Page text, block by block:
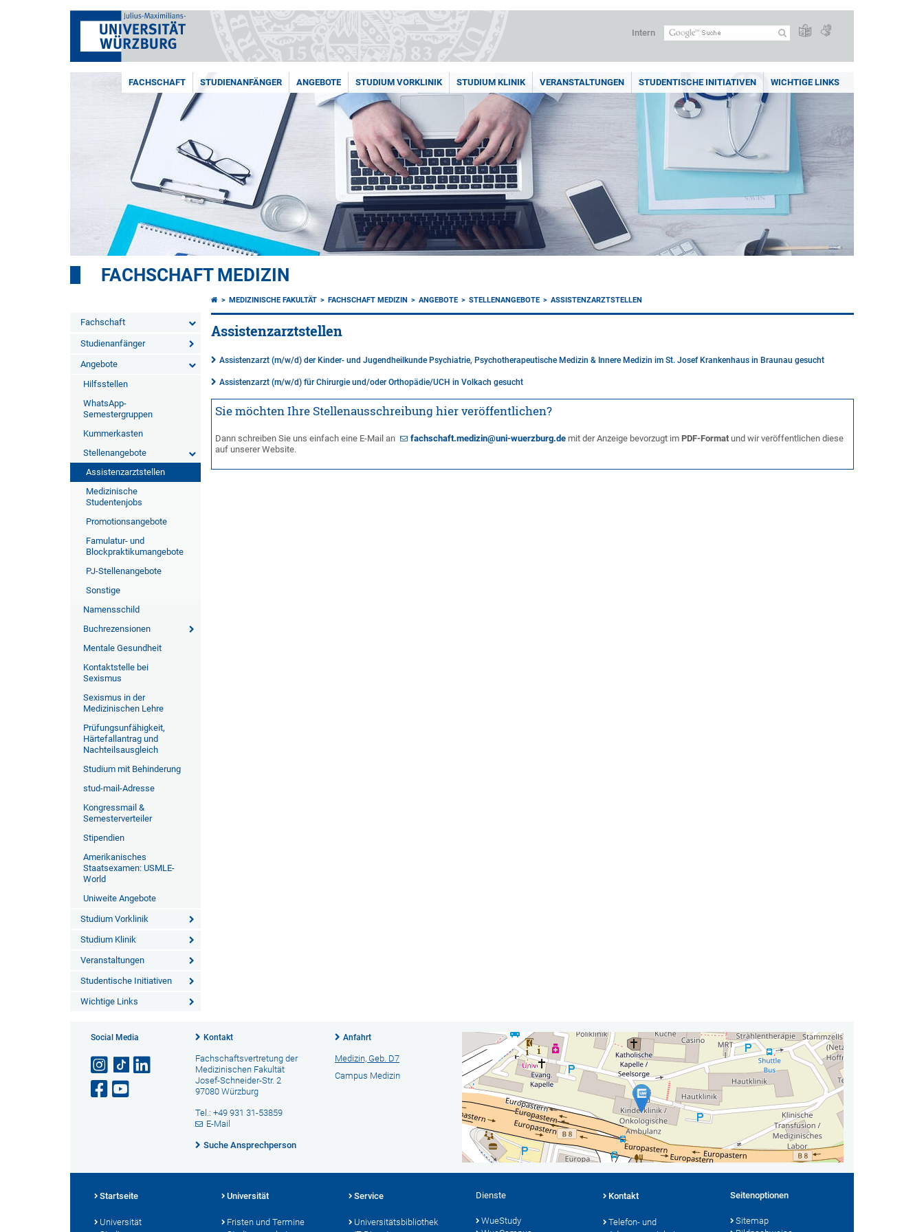
Intern
FACHSCHAFT STUDIENANFÄNGER ANGEBOTE STUDIUM VORKLINIK STUDIUM KLINIK VERANSTALTUNGEN STUDENTISCHE INITIATIVEN WICHTIGE LINKS
FACHSCHAFT MEDIZIN
Fachschaft
Studienanfänger
Angebote
Hilfsstellen
WhatsApp-
Semestergruppen
Kummerkasten
Stellenangebote
Assistenzarztstellen
Medizinische
Studentenjobs
Promotionsangebote
Famulatur- und
Blockpraktikumangebote
PJ-Stellenangebote
Sonstige
Namensschild
Buchrezensionen
Mentale Gesundheit
Kontaktstelle bei
Sexismus
Sexismus in der
Medizinischen Lehre
Prüfungsunfähigkeit,
Härtefallantrag und
Nachteilsausgleich
Studium mit Behinderung
stud-mail-Adresse
Kongressmail &
Semesterverteiler
Stipendien
Amerikanisches
Staatsexamen: USMLE-
World
Uniweite Angebote
Studium Vorklinik
Studium Klinik
Veranstaltungen
Studentische Initiativen
Wichtige Links
MEDIZINISCHE FAKULTÄT FACHSCHAFT MEDIZIN ANGEBOTE STELLENANGEBOTE ASSISTENZARZTSTELLEN
Assistenzarztstellen
Assistenzarzt (m/w/d) der Kinder- und Jugendheilkunde Psychiatrie, Psychotherapeutische Medizin & Innere Medizin im St. Josef Krankenhaus in Braunau gesucht
Assistenzarzt (m/w/d) für Chirurgie und/oder Orthopädie/UCH in Volkach gesucht
Sie möchten Ihre Stellenausschreibung hier veröffentlichen?
Dann schreiben Sie uns einfach eine E-Mail an fachschaft.medizin@uni-wuerzburg.demit der Anzeige bevorzugt im PDF-Formatund wir veröffentlichen diese
auf unserer Website.
Social Media Kontakt
Fachschaftsvertretung der
Medizinischen Fakultät
Josef-Schneider-Str. 2
97080 Würzburg
Tel.: +49 931 31-53859
E-Mail
Suche Ansprechperson
Anfahrt
Medizin, Geb. D7
Campus Medizin
Startseite
Universität
Universität
Fristen und Termine
Service
Universitätsbibliothek
Dienste
WueStudy
Kontakt
Telefon- und
Seitenoptionen
Sitemap